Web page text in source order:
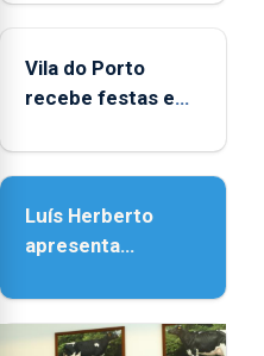
Biblioteca de Vila
Vila do Porto
recebe festas em
Senhora da
Luís Herberto
apresenta
Paisagem’